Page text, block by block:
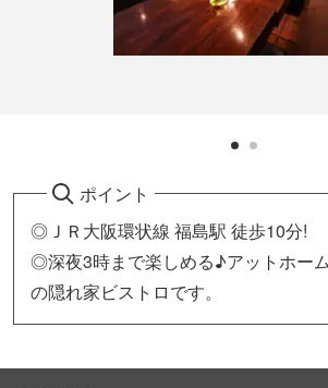
ポイント
◎ＪＲ大阪環状線 福島駅 徒歩10分!
◎深夜3時まで楽しめる♪アットホー
の隠れ家ビストロです。